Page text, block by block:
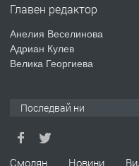
ТЪРСИ
Главен редактор
Анелия Веселинова
Адриан Кулев
Велика Георгиева
Последвай ни
Смолян Новини